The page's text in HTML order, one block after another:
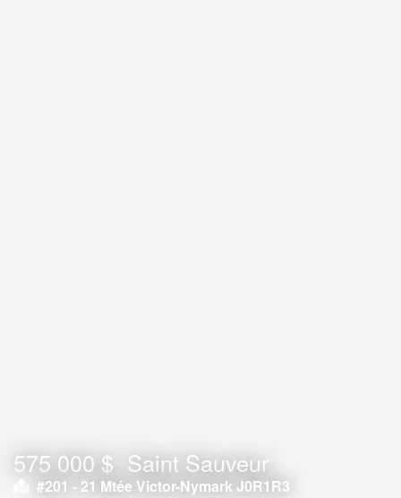
575 000 $ Saint Sauveur
#201 -21 Mtée Victor-Nymark J0R1R3